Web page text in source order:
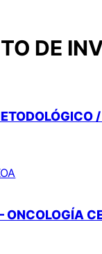
DE